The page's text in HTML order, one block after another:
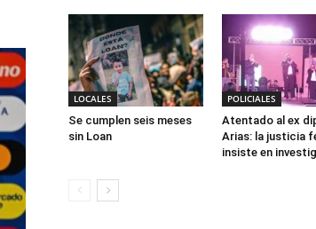
LOCALES
Se cumplen seis meses
sin Loan
POLICIALES
Atentado al ex
Arias: la justicia
insiste en